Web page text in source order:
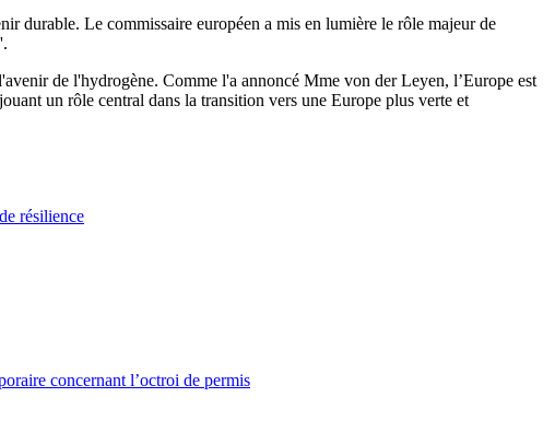
durable. Le commissaire européen a mis en lumière le rôle majeur de
de l'hydrogène. Comme l'a annoncé Mme von der Leyen, l’Europe est
un rôle central dans la transition vers une Europe plus verte et
résilience
concernant l’octroi de permis